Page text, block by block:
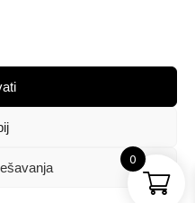
0